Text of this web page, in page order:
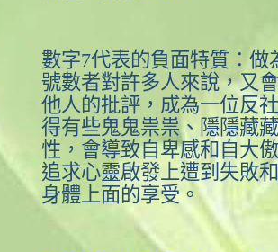
數字7代表的負面特質：做
號數者對許多人來說，又
他人的批評，成為一位反
得有些鬼鬼祟祟、隱隱藏
性，會導致自卑感和自大
追求心靈啟發上遭到失敗
身體上面的享受。